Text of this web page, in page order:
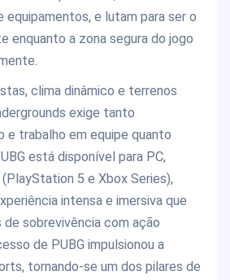
equipamentos, e lutam para ser o
enquanto a zona segura do jogo
clima dinâmico e terrenos
exige tanto
e trabalho em equipe quanto
está disponível para PC,
5 e Xbox Series),
intensa e imersiva que
sobrevivência com ação
de PUBG impulsionou a
tornando-se um dos pilares de